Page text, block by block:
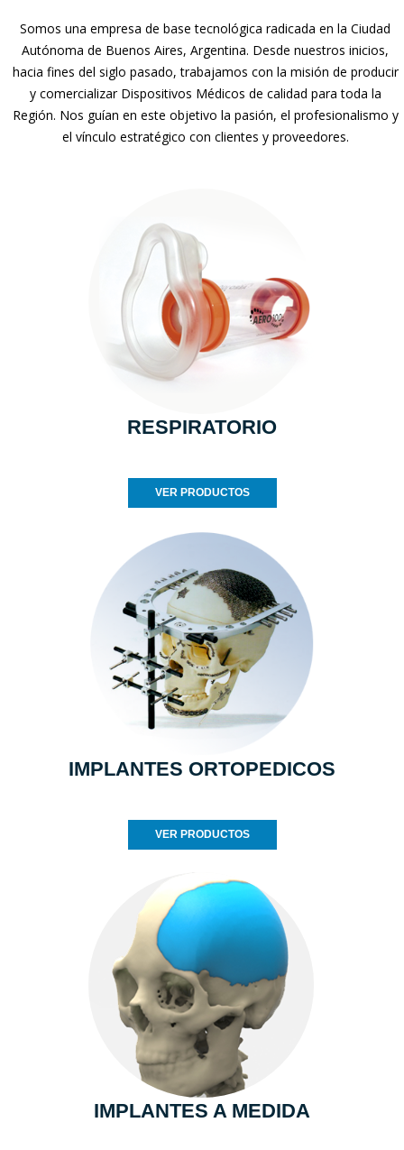
Somos una empresa de base tecnológica radicada en la Ciudad
Autónoma de Buenos Aires, Argentina. Desde nuestros inicios,
hacia fines del siglo pasado, trabajamos con la misión de producir
y comercializar Dispositivos Médicos de calidad para toda la
Región. Nos guían en este objetivo la pasión, el profesionalismo y
el vínculo estratégico con clientes y proveedores.
RESPIRATORIO
VER PRODUCTOS
IMPLANTES ORTOPEDICOS
VER PRODUCTOS
IMPLANTES A MEDIDA